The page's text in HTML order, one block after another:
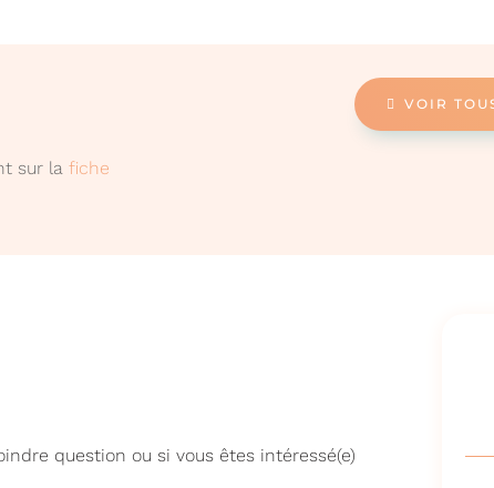
sur lafiche
VOIR
question ou si vous êtes intéressé(e)